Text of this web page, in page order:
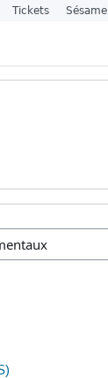
Tickets Sésame